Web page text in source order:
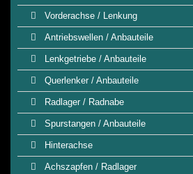
Vorderachse / Lenkung
Antriebswellen / Anbauteile
Lenkgetriebe / Anbauteile
Querlenker / Anbauteile
Radlager / Radnabe
Spurstangen / Anbauteile
Hinterachse
Achszapfen / Radlager